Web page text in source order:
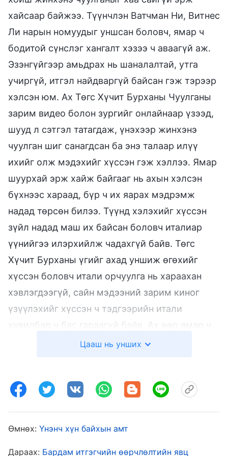
хайсаар байжээ. Түүнчлэн Ватчман Ни, Витнес
Ли нарын номуудыг уншсан боловч, ямар ч
бодитой сүнслэг хангалт хэзээ ч аваагүй аж.
Эзэнгүйгээр амьдрах нь шаналалтай, утга
учиргүй, итгэл найдваргүй байсан гэж тэрээр
хэлсэн юм. Ах Төгс Хүчит Бурханы Чуулганы
зарим видео болон зургийг онлайнаар үзээд,
шууд л сэтгэл татагдаж, үнэхээр жинхэнэ
чуулган шиг санагдсан ба энэ талаар илүү
ихийг олж мэдэхийг хүссэн гэж хэллээ. Ямар
шуурхай эрж хайж байгааг нь ахын хэлсэн
бүхнээс хараад, бүр ч их яарах мэдрэмж
надад төрсөн билээ. Түүнд хэлэхийг хүссэн
зүйл надад маш их байсан боловч италиар
үүнийгээ илэрхийлж чадахгүй байв. Төгс
Хүчит Бурханы үгийг ахад уншиж өгөхийг
хүссэн боловч итали орчуулга нь хараахан
хэвлэгдээгүй, сайн мэдээний зарим киног
үзүүлэхийг хүссэн ч тэдгээрийн итали
хувилбар ч бас гараагүй байв. Ах өөр ямар ч
хэл мэдэхгүй байлаа. Дуу бүжиг хоёр дэлхий
үүнийг үзээд бүр ч тэсэж ядан, “Чуулганыг
Цааш нь унших
Өмнөх: Үнэнч хүн байхын амт
Дараах: Бардам итгэгчийн өөрчлөлтийн явц